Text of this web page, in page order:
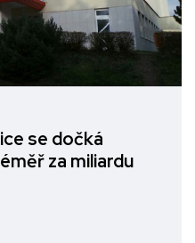
se dočká
za miliardu